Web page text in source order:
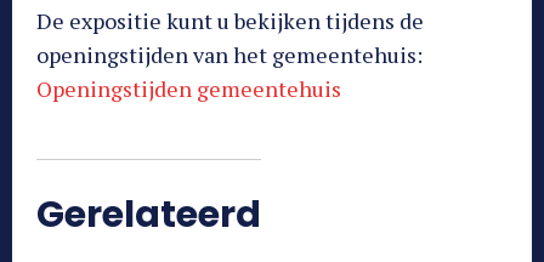
De expositie kunt u bekijken tijdens de
openingstijden van het gemeentehuis:
Openingstijden gemeentehuis
Gerelateerd